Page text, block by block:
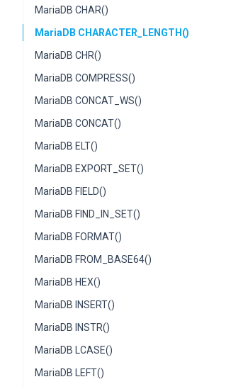
MariaDB CHAR()
MariaDB CHARACTER_LENGTH()
MariaDB CHR()
MariaDB COMPRESS()
MariaDB CONCAT_WS()
MariaDB CONCAT()
MariaDB ELT()
MariaDB EXPORT_SET()
MariaDB FIELD()
MariaDB FIND_IN_SET()
MariaDB FORMAT()
MariaDB FROM_BASE64()
MariaDB HEX()
MariaDB INSERT()
MariaDB INSTR()
MariaDB LCASE()
MariaDB LEFT()